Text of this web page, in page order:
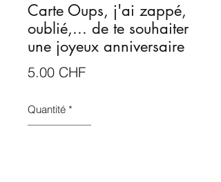
Carte Oups, j'ai zappé,
oublié,... de te souhaiter
une joyeux anniversaire
5.00 CHFPrix
Quantité *